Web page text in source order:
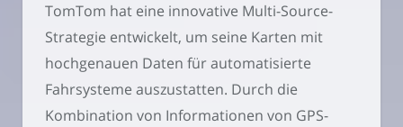
TomTom hat eine innovative Multi-Source-
Strategie entwickelt, um seine Karten mit
hochgenauen Daten für automatisierte
Fahrsysteme auszustatten. Durch die
Kombination von Informationen von GPS-